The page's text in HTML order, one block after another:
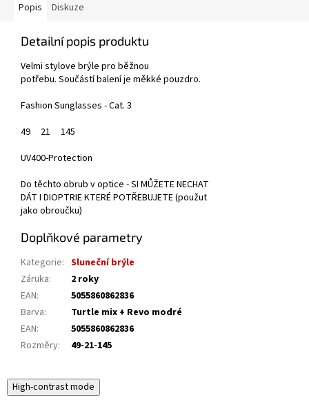
Popis Diskuze
Detailní popis produktu
Velmi stylove brýle pro běžnou
potřebu. Součástí balení je měkké pouzdro.
Fashion Sunglasses - Cat. 3
49
21 145
UV400-Protection
Do těchto obrub v optice - SI MŮŽETE NECHAT
DÁT I DIOPTRIE KTERÉ POTŘEBUJETE (použut
jako obroučku)
Doplňkové parametry
Kategorie: Sluneční brýle
Záruka:
2 roky
EAN:
5055860862836
Barva:
Turtle mix + Revo modré
EAN:
5055860862836
Rozměry: 49-21-145
High-contrast mode